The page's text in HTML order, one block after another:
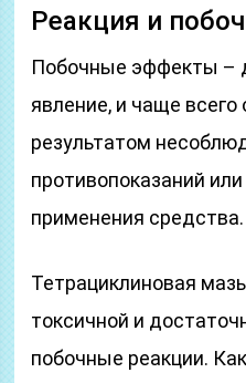
Реакция и
Побочные эффекты –
явление, и чаще всего
результатом
противопоказаний
применения средства.
Тетрациклиновая
токсичной и
побочные реакции.